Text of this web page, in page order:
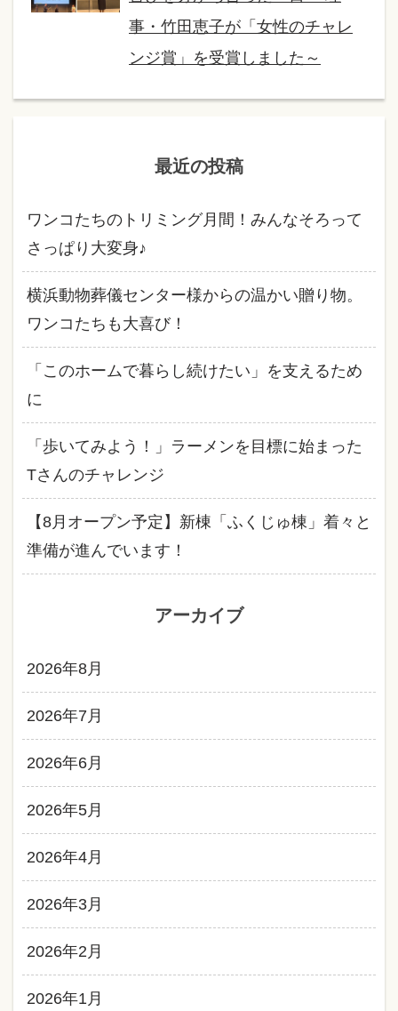
事・竹田恵子が「女性のチャレ
ンジ賞」を受賞しました～
最近の投稿
ワンコたちのトリミング月間！みんなそろって
さっぱり大変身♪
横浜動物葬儀センター様からの温かい贈り物。
ワンコたちも大喜び！
「このホームで暮らし続けたい」を支えるため
に
「歩いてみよう！」ラーメンを目標に始まった
Tさんのチャレンジ
【8月オープン予定】新棟「ふくじゅ棟」着々と
準備が進んでいます！
アーカイブ
2026年8月
2026年7月
2026年6月
2026年5月
2026年4月
2026年3月
2026年2月
2026年1月